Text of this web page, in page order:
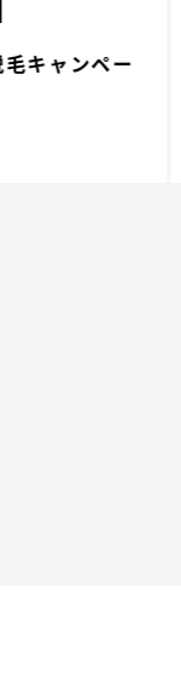
毛キャンペー